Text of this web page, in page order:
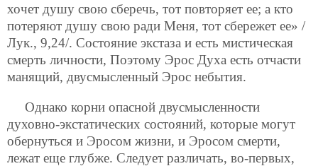
хочет душу свою сберечь, тот повторяет ее; а кто
потеряют душу свою ради Меня, тот сбережет ее» /
Лук., 9,24/. Состояние экстаза и есть мистическая
смерть личности, Поэтому Эрос Духа есть отчасти
манящий, двусмысленный Эрос небытия.
Однако корни опасной двусмысленности
духовно-экстатических состояний, которые могут
обернуться и Эросом жизни, и Эросом смерти,
лежат еще глубже. Следует различать, во-первых,